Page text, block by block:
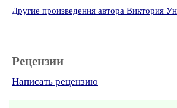
Другие произведения автора Виктория
Рецензии
Написать рецензию